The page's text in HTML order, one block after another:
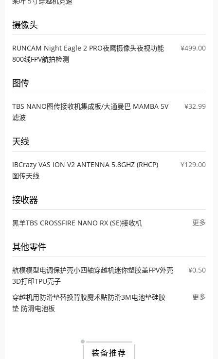
摄像头
RUNCAM Night Eagle 2 PRO夜鹰摄像头夜视功能
800线FPV航拍检测
¥499.00
图传
TBS NANO图传接收机集成板/大通曼巴 MAMBA 5V
滤波
¥32.99
天线
IBCrazy VAS ION V2 ANTENNA 5.8GHZ (RHCP)
图传天线
¥129.00
接收器
黑羊TBS CROSSFIRE NANO RX (SE)接收机 更多
其他零件
航模模型电调保护壳小四轴穿越机迷你塑胶盖FPV外壳
3D打印TPU壳子
¥0.50
穿越机用防滑垫替换背胶魔术贴防滑3M电池垫硅胶
垫 防滑电池板
更多
装备推荐